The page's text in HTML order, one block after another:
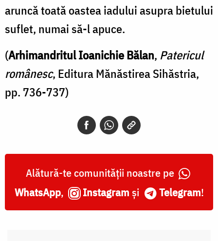
aruncă toată oastea iadului asupra bietului
suflet, numai să-l apuce.
(Arhimandritul Ioanichie Bălan, Patericul
românesc, Editura Mănăstirea Sihăstria,
pp. 736-737)
Alătură-te comunității noastre pe
WhatsApp, Instagram și Telegram!